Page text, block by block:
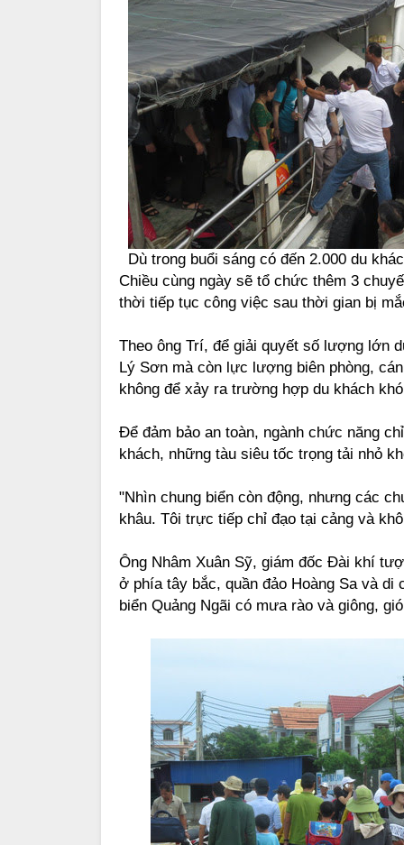
Dù trong buổi sáng có đến 2.000 du
Chiều cùng ngày sẽ tổ chức thêm 3
thời tiếp tục công việc sau thời gian bị
Theo ông Trí, để giải quyết số lượng lớn
Lý Sơn mà còn lực lượng biên phòng,
không để xảy ra trường hợp du khách
Để đảm bảo an toàn, ngành chức năng
khách, những tàu siêu tốc trọng tải nhỏ
"Nhìn chung biển còn động, nhưng các
khâu. Tôi trực tiếp chỉ đạo tại cảng và
Ông Nhâm Xuân Sỹ, giám đốc Đài khí
ở phía tây bắc, quần đảo Hoàng Sa và
biển Quảng Ngãi có mưa rào và giông,